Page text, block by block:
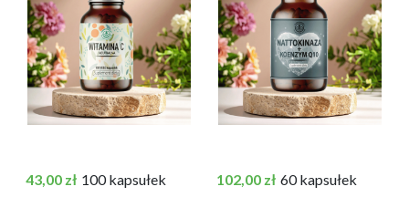
Cena
43,00 zł 100 kapsułek
Cena
102,00 zł 60 kapsułek